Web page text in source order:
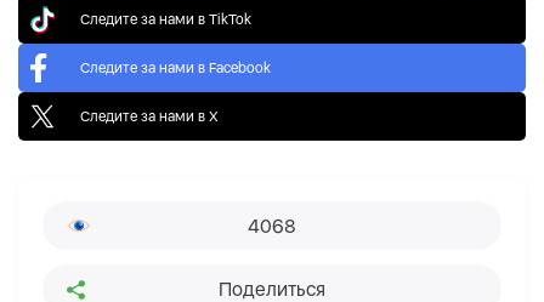
Следите за нами в TikTok
Следите за нами в Facebook
Следите за нами в X
4068
Поделиться